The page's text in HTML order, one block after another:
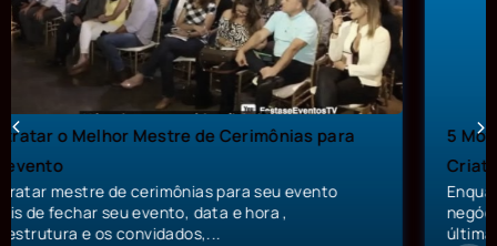
5 Motivos Para Contratar uma Palestra Sobre
Criatividade
Enquanto você gostaria de controlar tudo no seu
negócio, é uma via de mão dupla. Seus clientes têm a
última...